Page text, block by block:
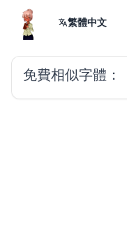
繁體中文
免費相似字體：